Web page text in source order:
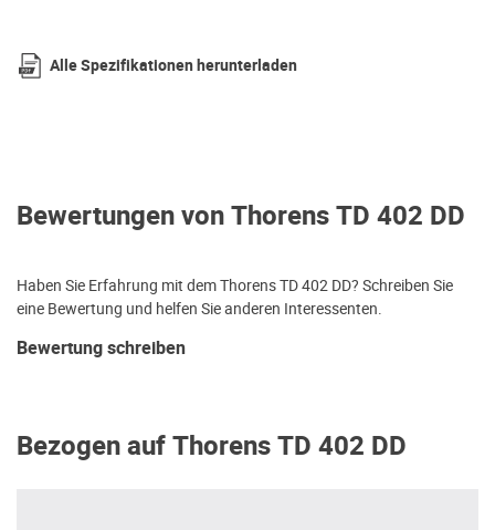
Alle Spezifikationen herunterladen
Bewertungen von Thorens TD 402 DD
Haben Sie Erfahrung mit dem Thorens TD 402 DD? Schreiben Sie
eine Bewertung und helfen Sie anderen Interessenten.
Bewertung schreiben
Bezogen auf Thorens TD 402 DD